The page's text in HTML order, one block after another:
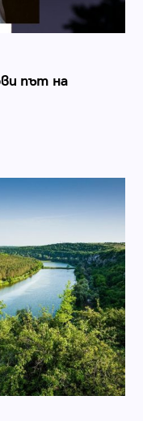
път на